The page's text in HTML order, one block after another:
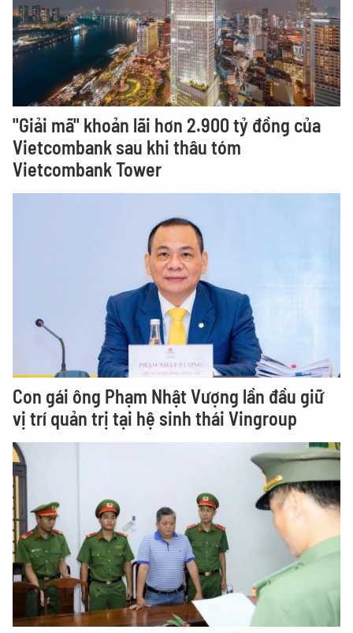
"Giải mã" khoản lãi hơn 2.900 tỷ đồng của
Vietcombank sau khi thâu tóm
Vietcombank Tower
Con gái ông Phạm Nhật Vượng lần đầu giữ
vị trí quản trị tại hệ sinh thái Vingroup